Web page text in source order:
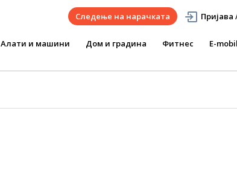
Следење на нарачката Пријава
Алати и машини Дом и градина Фитнес E-